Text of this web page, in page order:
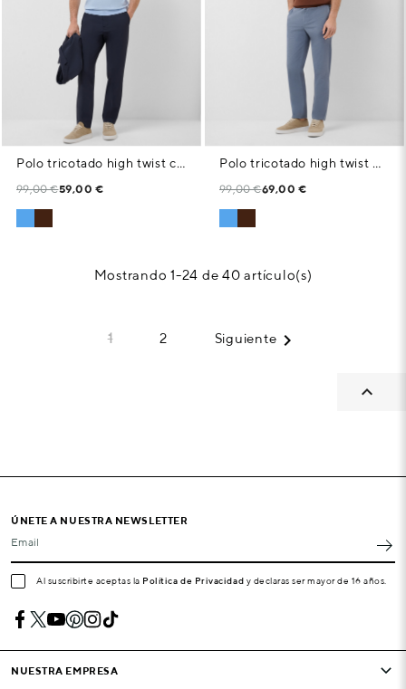
Polo tricotado high twist celeste
99,00 €59,00 €
Polo tricotado high twist marrón
99,00 €69,00 €
Mostrando 1-24 de 40 artículo(s)
1 2 Siguiente 

ÚNETE A NUESTRA NEWSLETTER
Email
Al suscribirte aceptas la Política de Privacidad y declaras ser mayor de 16 años.
NUESTRA EMPRESA